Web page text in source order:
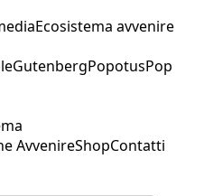
Ecosistema avvenire
GutenbergPopotusPop
AvvenireShopContatti